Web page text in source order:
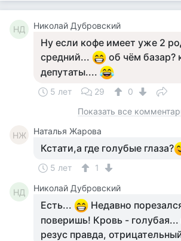
НД Николай Дубровский
Ну если кофе имеет уже 2
средний...
об чём базар?
депутаты....
5 лет 29
0
Показать все
НЖ Наталья Жарова
Кстати,а где голубые глаза?
5 лет 1
НД Николай Дубровский
Есть...
Недавно
поверишь! Кровь - голубая...
резус правда,